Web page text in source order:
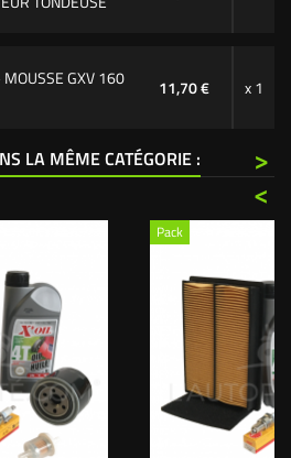
MOUSSE GXV 160
11,70 € x 1
LA MÊME CATÉGORIE :
>
<
Pack